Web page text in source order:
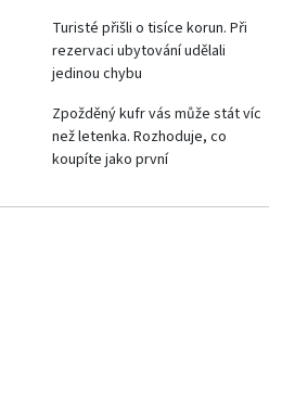
Turisté přišli o tisíce korun. Při
rezervaci ubytování udělali
jedinou chybu
Zpožděný kufr vás může stát víc
než letenka. Rozhoduje, co
koupíte jako první